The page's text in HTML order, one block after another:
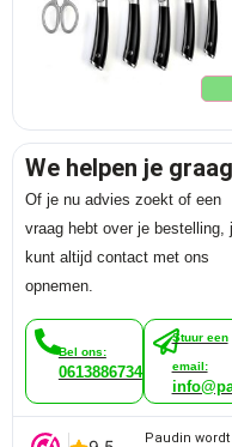
We helpen je graag
Of je nu advies zoekt of een
vraag hebt over je bestelling,
kunt altijd contact met ons
opnemen.
Bel ons:
0613886734
Stuur een
email:
Paudin